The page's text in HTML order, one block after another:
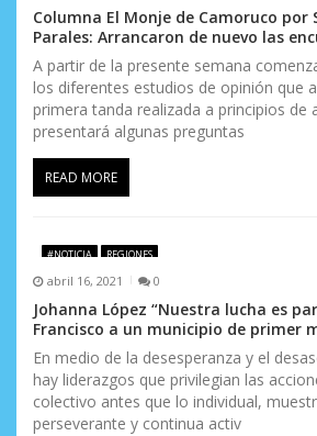
n
t
r
a
d
s
Columna El Monje de Camoruco por
Parales: Arrancaron de nuevo las
A partir de la presente semana
los diferentes estudios de opinión que
primera tanda realizada a principios de
presentará algunas preguntas
READ MORE
#NOTICIA REGIONES
abril 16, 2021 0
Johanna López “Nuestra lucha es
Francisco a un municipio de primer
En medio de la desesperanza y el
hay liderazgos que privilegian las
colectivo antes que lo individual,
perseverante y continua activ